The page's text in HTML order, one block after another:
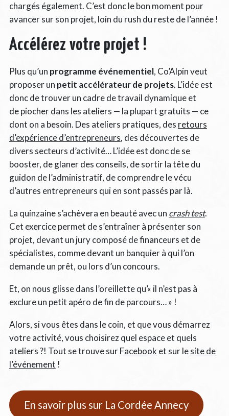
chargés également. C’est donc le bon moment pour
avancer sur son projet, loin du rush du reste de l’année !
Accélérez votre projet !
Plus qu’un programme événementiel, Co’Alpin veut
proposer un petit accélérateur de projets. L’idée est
donc de trouver un cadre de travail dynamique et
de piocher dans les ateliers — la plupart gratuits — ce
dont on a besoin. Des ateliers pratiques, des retours
d’expérience d’entrepreneurs, des découvertes de
divers secteurs d’activité… L’idée est donc de se
booster, de glaner des conseils, de sortir la tête du
guidon de l’administratif, de comprendre le vécu
d’autres entrepreneurs qui en sont passés par là.
La quinzaine s’achèvera en beauté avec un crash test.
Cet exercice permet de s’entraîner à présenter son
projet, devant un jury composé de financeurs et de
spécialistes, comme devant un banquier à qui l’on
demande un prêt, ou lors d’un concours.
Et, on nous glisse dans l’oreillette qu’« il n’est pas à
exclure un petit apéro de fin de parcours… » !
Alors, si vous êtes dans le coin, et que vous démarrez
votre activité, vous choisirez quel espace et quels
ateliers ?! Tout se trouve surFacebook et sur lesite de
l’événement !
En savoir plus sur La Cordée Annecy